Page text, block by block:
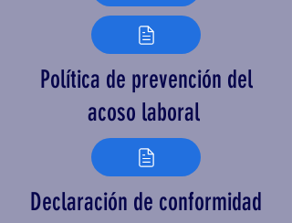
Política de prevención del
acoso laboral
Declaración de conformidad